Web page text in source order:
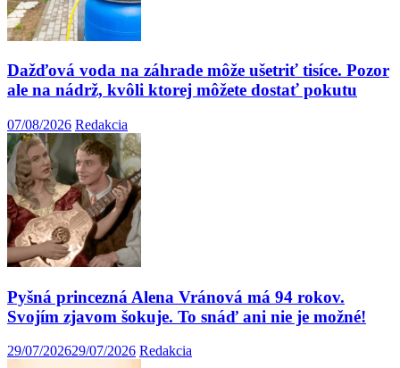
Dažďová voda na záhrade môže ušetriť tisíce. Pozor
ale na nádrž, kvôli ktorej môžete dostať pokutu
07/08/2026 Redakcia
Pyšná princezná Alena Vránová má 94 rokov.
Svojím zjavom šokuje. To snáď ani nie je možné!
29/07/202629/07/2026 Redakcia